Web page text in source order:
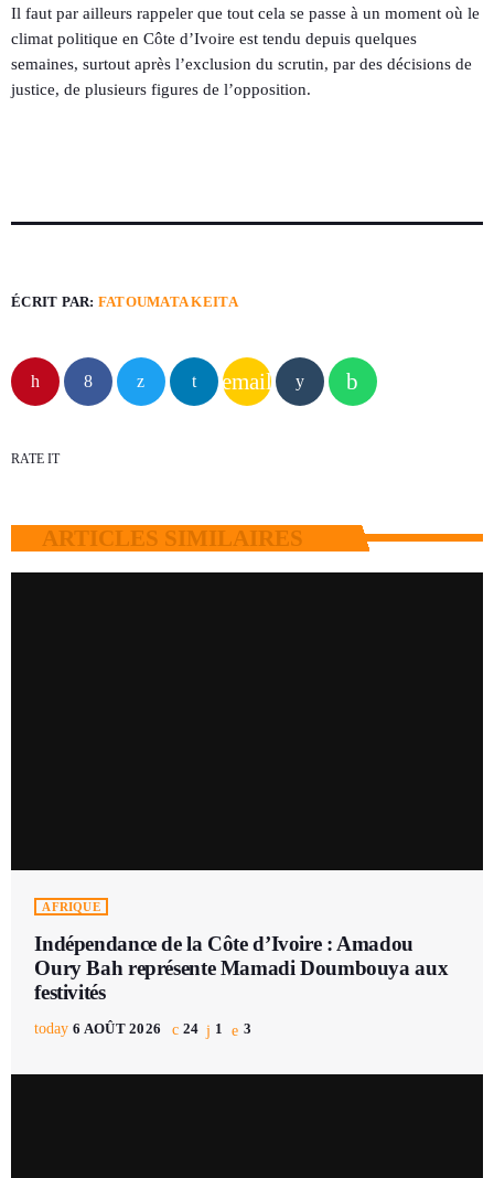
Il faut par ailleurs rappeler que tout cela se passe à un moment où le
climat politique en Côte d’Ivoire est tendu depuis quelques
semaines, surtout après l’exclusion du scrutin, par des décisions de
justice, de plusieurs figures de l’opposition.
ÉCRIT PAR: FATOUMATA KEITA
email
RATE IT
ARTICLES SIMILAIRES
AFRIQUE
Indépendance de la Côte d’Ivoire : Amadou
Oury Bah représente Mamadi Doumbouya aux
festivités
today 6 AOÛT 2026 24 1 3